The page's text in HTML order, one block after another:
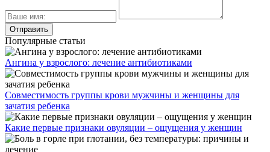
Популярные статьи
Ангина у взрослого: лечение антибиотиками
Совместимость группы крови мужчины и женщины для
зачатия ребенка
Какие первые признаки овуляции – ощущения у женщин